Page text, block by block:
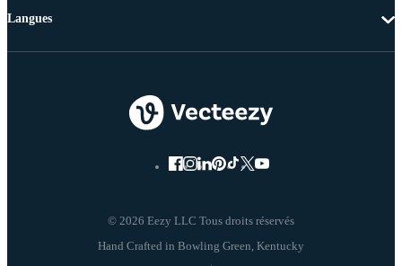
© 2026 Eezy LLC Tous droits réservés
Langues